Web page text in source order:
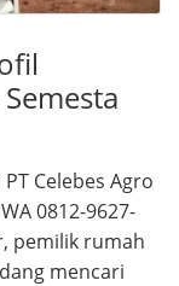
Celebes Agro
0812-9627-
pemilik rumah
mencari